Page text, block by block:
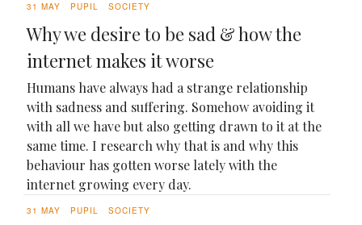
31 MAY PUPIL SOCIETY
Why we desire to be sad & how the
internet makes it worse
Humans have always had a strange relationship
with sadness and suffering. Somehow avoiding it
with all we have but also getting drawn to it at the
same time. I research why that is and why this
behaviour has gotten worse lately with the
internet growing every day.
31 MAY PUPIL SOCIETY